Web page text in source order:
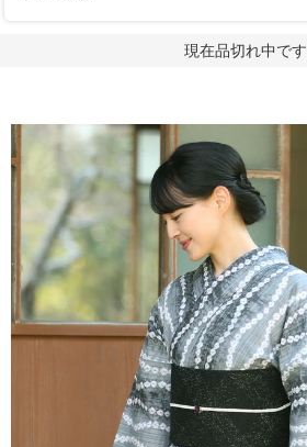
現在品切れ中です